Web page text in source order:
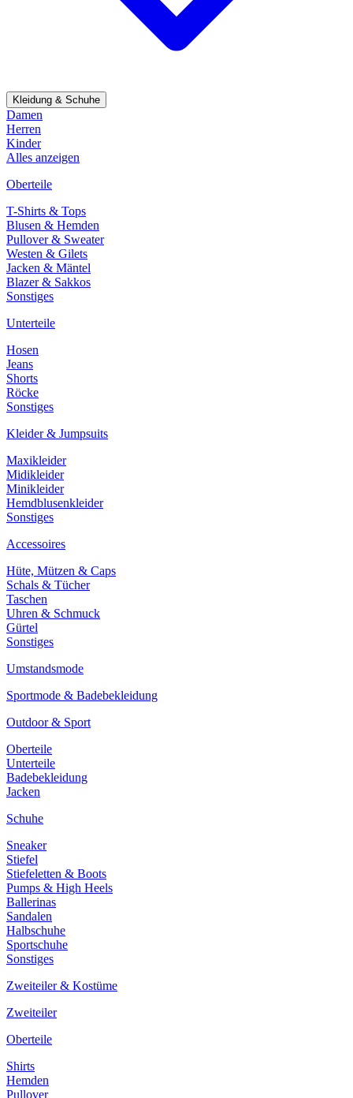
Kleidung & Schuhe
Damen
Herren
Kinder
Alles anzeigen
Oberteile
T-Shirts & Tops
Blusen & Hemden
Pullover & Sweater
Westen & Gilets
Jacken & Mäntel
Blazer & Sakkos
Sonstiges
Unterteile
Hosen
Jeans
Shorts
Röcke
Sonstiges
Kleider & Jumpsuits
Maxikleider
Midikleider
Minikleider
Hemdblusenkleider
Sonstiges
Accessoires
Hüte, Mützen & Caps
Schals & Tücher
Taschen
Uhren & Schmuck
Gürtel
Sonstiges
Umstandsmode
Sportmode & Badebekleidung
Outdoor & Sport
Oberteile
Unterteile
Badebekleidung
Jacken
Schuhe
Sneaker
Stiefel
Stiefeletten & Boots
Pumps & High Heels
Ballerinas
Sandalen
Halbschuhe
Sportschuhe
Sonstiges
Zweiteiler & Kostüme
Zweiteiler
Oberteile
Shirts
Hemden
Pullover